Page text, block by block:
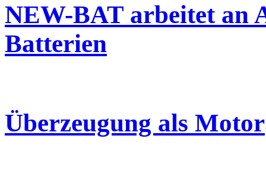
NEW-BAT arbeitet an
Batterien
Überzeugung als Motor